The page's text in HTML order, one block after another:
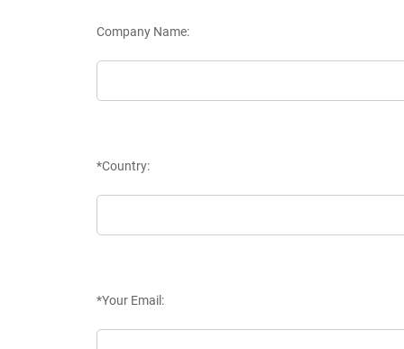
Company Name:
*Country:
*Your Email: